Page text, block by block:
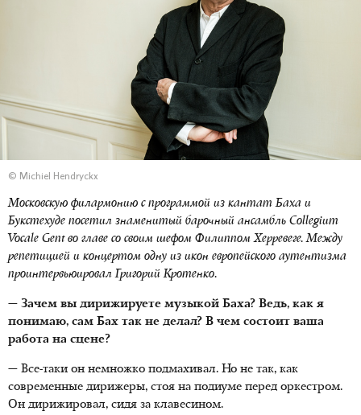
© Michiel Hendryckx
Московскую филармонию с программой из кантат Баха и
Букстехуде посетил знаменитый барочный ансамбль Collegium
Vocale Gent во главе со своим шефом Филиппом Херревеге. Между
репетицией и концертом одну из икон европейского аутентизма
проинтервьюировал Григорий Кротенко.
— Зачем вы дирижируете музыкой Баха? Ведь, как я
понимаю, сам Бах так не делал? В чем состоит ваша
работа на сцене?
— Все-таки он немножко подмахивал. Но не так, как
современные дирижеры, стоя на подиуме перед оркестром.
Он дирижировал, сидя за клавесином.